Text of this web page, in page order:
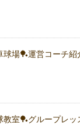
球場🏓運営コーチ紹
教室🏓グループレッ